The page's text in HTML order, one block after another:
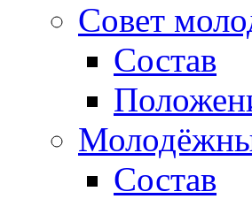
Совет
Состав
Состав